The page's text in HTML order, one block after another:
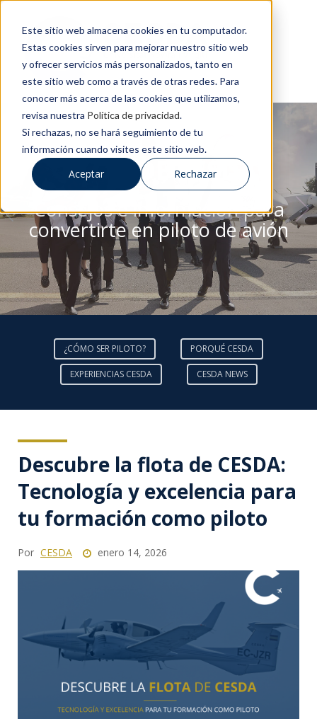
Este sitio web almacena cookies en tu computador.
Estas cookies sirven para mejorar nuestro sitio web
y ofrecer servicios más personalizados, tanto en
este sitio web como a través de otras redes. Para
conocer más acerca de las cookies que utilizamos,
revisa nuestra Política de privacidad.
Si rechazas, no se hará seguimiento de tu
información cuando visites este sitio web.
Aceptar Rechazar
BLOG DE CESDA
Consejos e información para
convertirte en piloto de avión
¿CÓMO SER PILOTO? PORQUÉ CESDA
EXPERIENCIAS CESDA CESDA NEWS
Descubre la flota de CESDA:
Tecnología y excelencia para
tu formación como piloto
Por CESDA enero 14, 2026